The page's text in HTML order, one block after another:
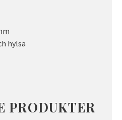
hylsa
PRODUKTER